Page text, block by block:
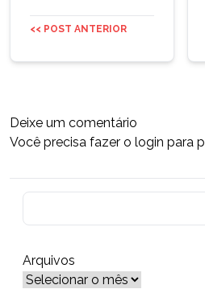
<< POST ANTERIOR
Deixe um comentário
Você precisa fazer o login para
Arquivos
Arquivos